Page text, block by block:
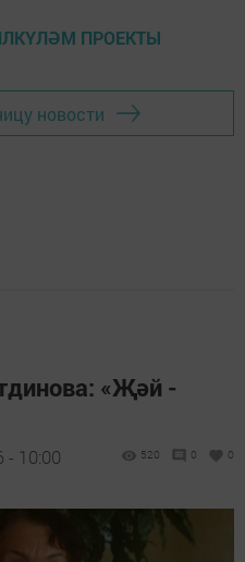
ПРОЕКТЫ
новости
«Җәй -
- 10:00 520 0 0